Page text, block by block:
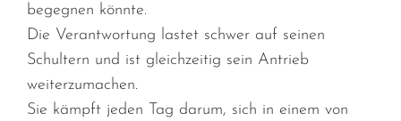
begegnen könnte.
Die Verantwortung lastet schwer auf seinen
Schultern und ist gleichzeitig sein Antrieb
weiterzumachen.
Sie kämpft jeden Tag darum, sich in einem von